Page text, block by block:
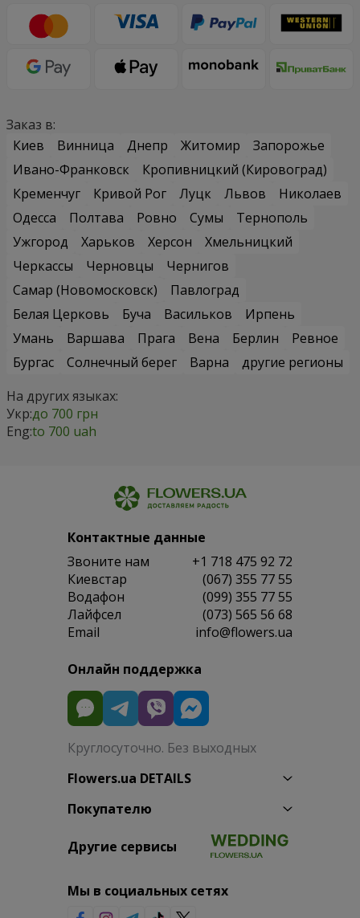
Заказ в:
Киев
Винница Днепр Житомир
Запорожье
Ивано-Франковск
Кропивницкий (Кировоград)
Кременчуг
Кривой Рог Луцк Львов
Николаев
Одесса
Полтава Ровно Сумы
Тернополь
Ужгород
Харьков Херсон
Хмельницкий
Черкассы
Черновцы
Чернигов
Самар (Новомосковск)
Павлоград
Белая Церковь
Буча Васильков
Ирпень
Умань
Варшава Прага Вена Берлин
Ревное
Бургас
Солнечный берег Варна
другие регионы
На других языках:
Укр:до 700 грн
Eng:to 700 uah
Контактные данные
Звоните нам
+1 718 475 92 72
Киевстар
(067) 355 77 55
Водафон
(099) 355 77 55
Лайфсел
(073) 565 56 68
Email
info@flowers.ua
Онлайн поддержка
Круглосуточно. Без выходных
Flowers.ua DETAILS
Покупателю
Другие сервисы
Мы в социальных сетях